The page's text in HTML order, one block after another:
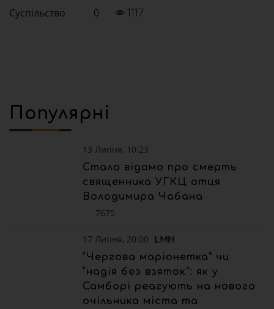
Суспільство 0 1117
Популярні
13 Липня, 10:23
Стало відомо про смерть
священника УГКЦ отця
Володимира Чабана
7675
17 Липня, 20:00
“Чергова маріонетка” чи
“надія без взяток”: як у
Самборі реагують на нового
очільника міста та